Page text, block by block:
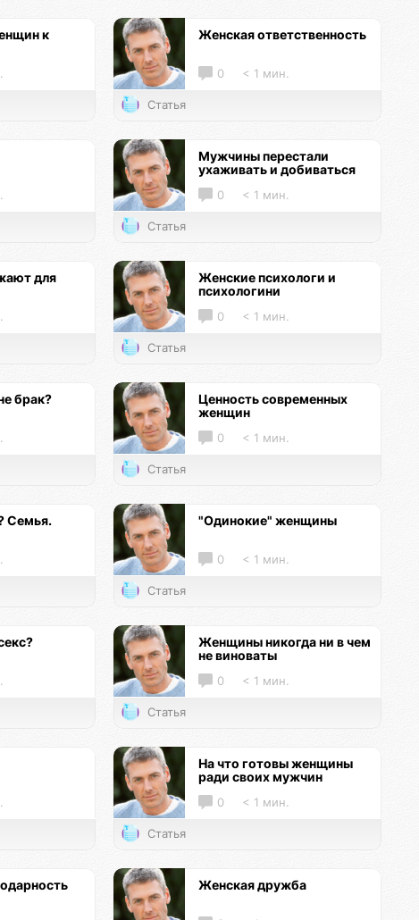
к
Женская ответственность
0 < 1 мин.
Статья
Мужчины перестали
ухаживать и добиваться
0 < 1 мин.
Статья
для
Женские психологи и
психологини
0 < 1 мин.
Статья
брак?
Ценность современных
женщин
0 < 1 мин.
Статья
Семья.
"Одинокие" женщины
0 < 1 мин.
Статья
Женщины никогда ни в чем
не виноваты
0 < 1 мин.
Статья
На что готовы женщины
ради своих мужчин
0 < 1 мин.
Статья
Женская дружба